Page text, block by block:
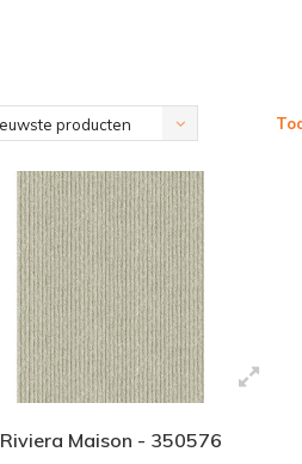
producten
Riviera Maison - 350576